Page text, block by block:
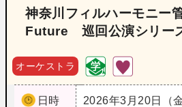
神奈川フィルハーモニ
Future 巡回公演シリー
オーケストラ
日時
2026年3月20日（金